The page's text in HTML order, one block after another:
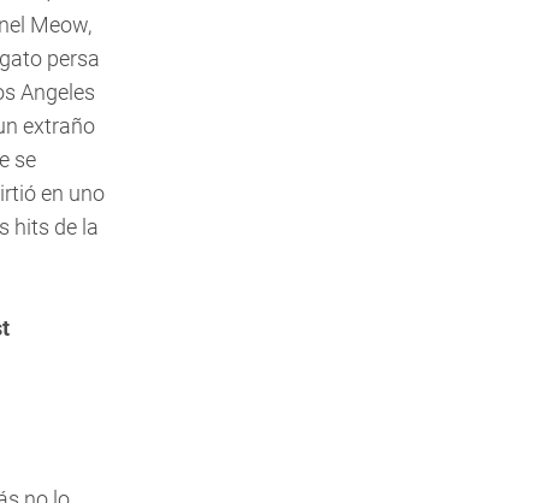
Meow,
persa
Angeles
extraño
se
en uno
hits de la